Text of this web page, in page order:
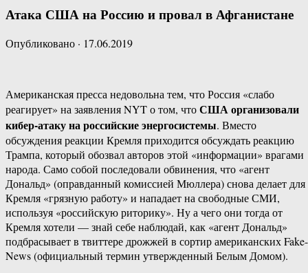
Атака США на Россию и провал в Афганистане
Опубликовано · 17.06.2019
Американская пресса недовольна тем, что Россия «слабо
реагирует» на заявления NYT о том, чтоСША организовали
кибер-атаку на российские энергосистемы. Вместо
обсуждения реакции Кремля приходится обсуждать реакцию
Трампа, который обозвал авторов этой «информации» врагами
народа. Само собой последовали обвинения, что «агент
Дональд» (оправданный комиссией Мюллера) снова делает для
Кремля «грязную работу» и нападает на свободные СМИ,
используя «российскую риторику». Ну а чего они тогда от
Кремля хотели — знай себе наблюдай, как «агент Дональд»
подбрасывает в твиттере дрожжей в сортир американских Fake-
News (официальный термин утвержденный Белым Домом).